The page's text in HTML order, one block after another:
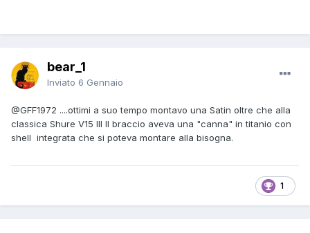
bear_1
Inviato 6 Gennaio
@GFF1972 ....ottimi a suo tempo montavo una Satin oltre che alla
classica Shure V15 III Il braccio aveva una "canna" in titanio con
shell integrata che si poteva montare alla bisogna.
1